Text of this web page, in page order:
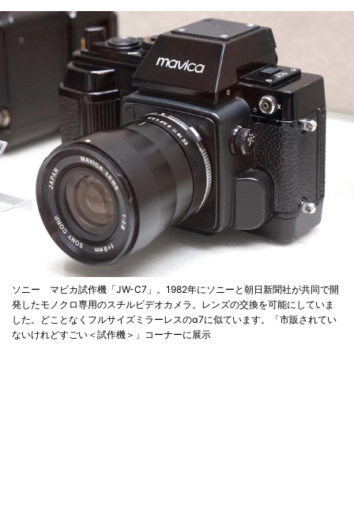
ソニー マビカ試作機「JW-C7」。1982年にソニーと朝日新聞社が共同で開
発したモノクロ専用のスチルビデオカメラ。レンズの交換を可能にしていま
した。どことなくフルサイズミラーレスのα7に似ています。「市販されてい
ないけれどすごい＜試作機＞」コーナーに展示